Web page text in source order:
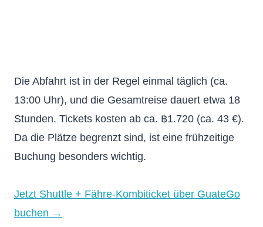
Die Abfahrt ist in der Regel einmal täglich (ca.
13:00 Uhr), und die Gesamtreise dauert etwa 18
Stunden. Tickets kosten ab ca. ฿1.720 (ca. 43 €).
Da die Plätze begrenzt sind, ist eine frühzeitige
Buchung besonders wichtig.
Jetzt Shuttle + Fähre-Kombiticket über GuateGo
buchen →